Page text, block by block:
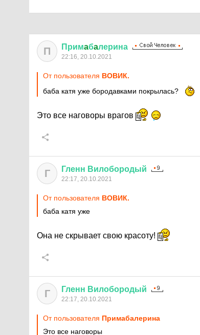
П Примaбaлерина
22:16, 20.10.2021
От пользователя ВОВИК.
баба катя уже бородавками покрылась?
Это все наговоры врагов
Г Гленн Вилобородый
22:17, 20.10.2021
От пользователя ВОВИК.
баба катя уже
Она не скрывает свою красоту!
Г Гленн Вилобородый
22:17, 20.10.2021
От пользователя Примaбaлерина
Это все наговоры